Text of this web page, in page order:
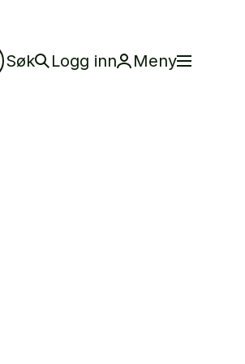
Søk Logg inn Meny